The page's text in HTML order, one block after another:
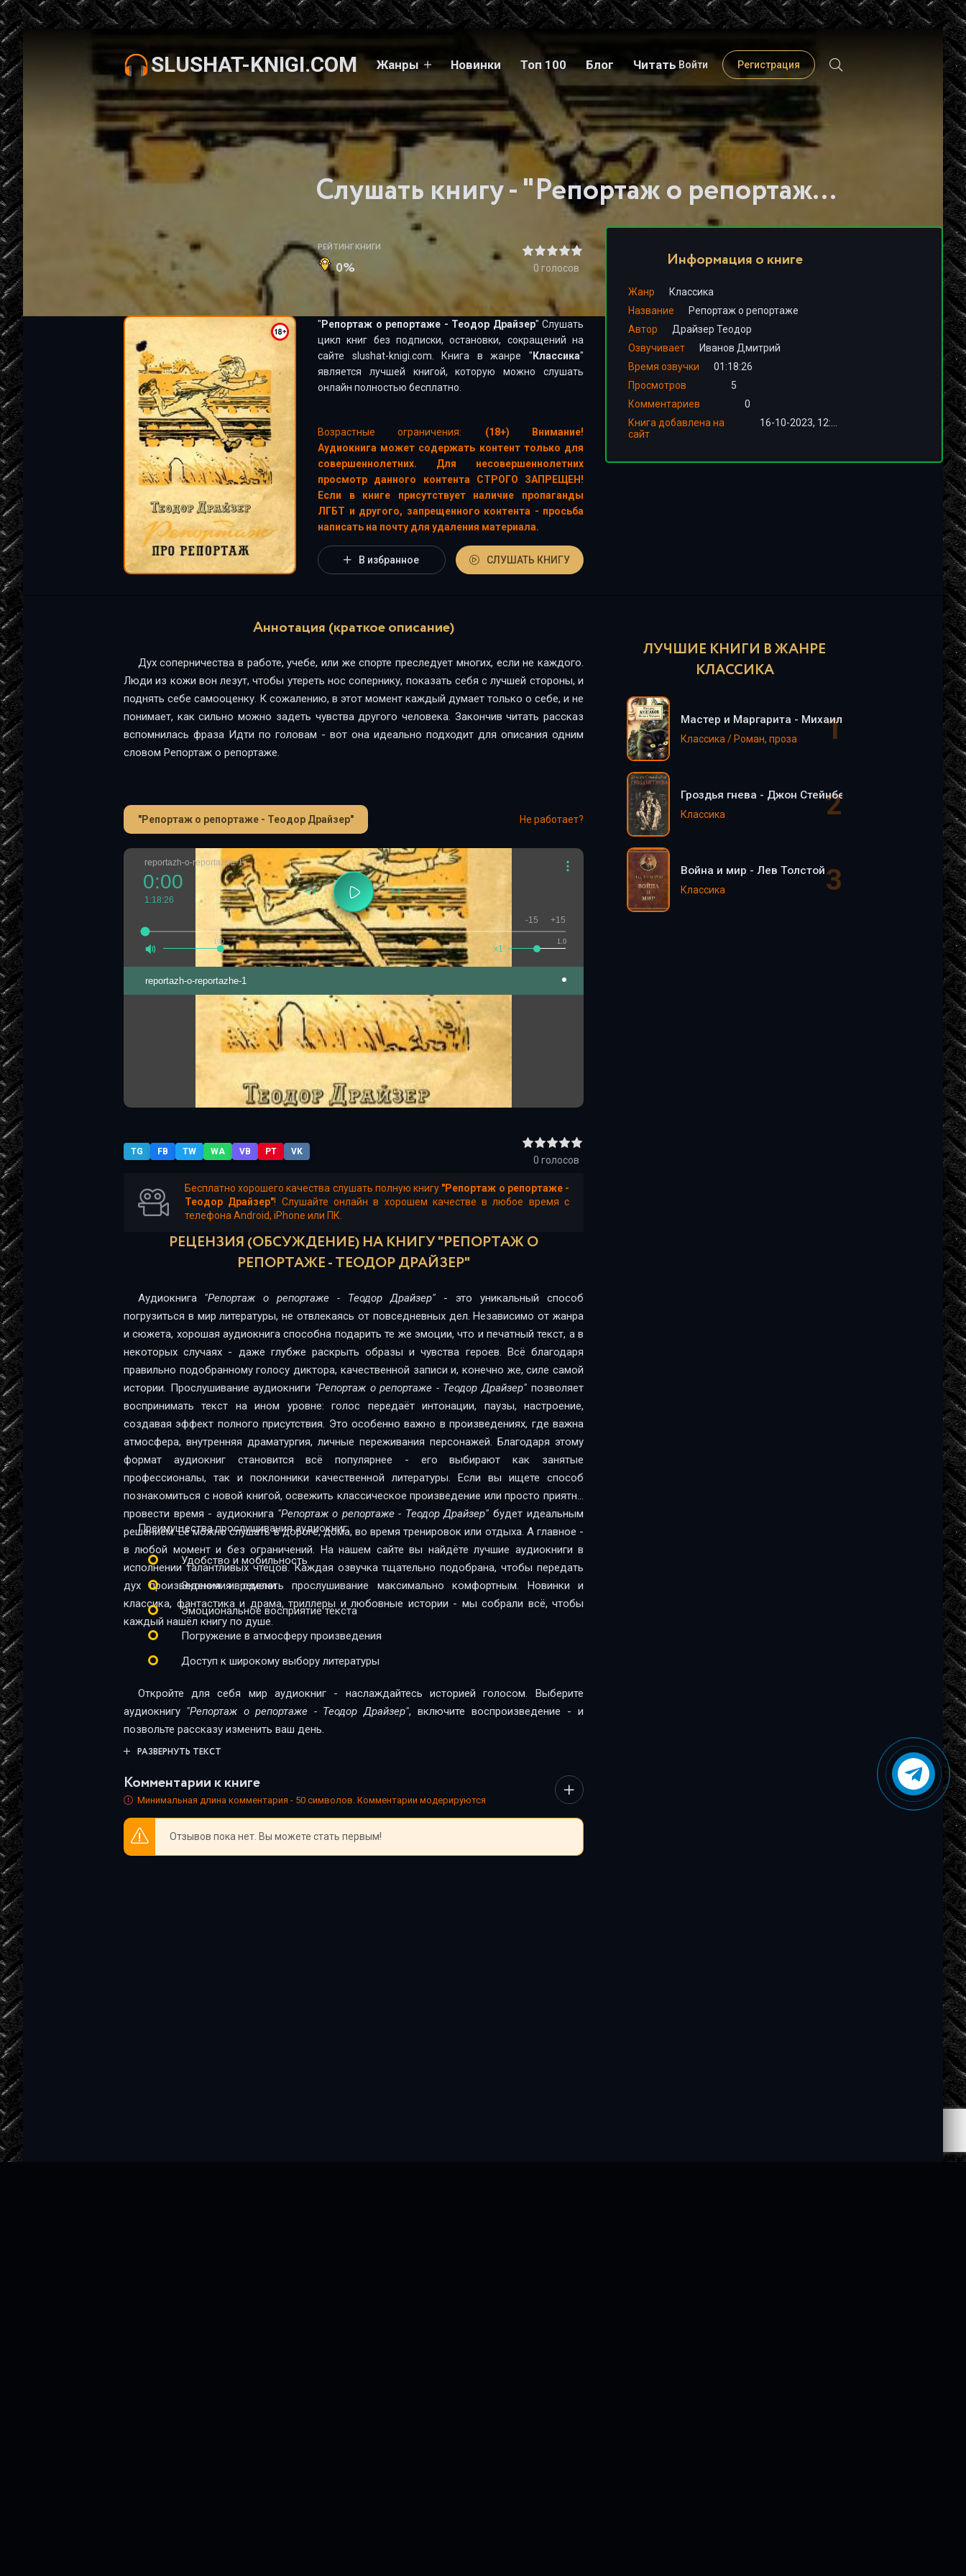
SLUSHAT-KNIGI.COM Жанры Новинки Топ 100 Блог Читать Войти Регистрация
Слушать книгу - "Репортаж о репортаже - Теодор Драйзер"
РЕЙТИНГ КНИГИ
0% 0 голосов
" Репортаж о репортаже - Теодор Драйзер" Слушать
цикл книг без подписки, остановки, сокращений на
сайте slushat-knigi.com. Книга в жанре " Классика"
является лучшей книгой, которую можно слушать
онлайн полностью бесплатно.
Возрастные ограничения:
(18+) Внимание!
Аудиокнига может содержать контент только для
совершеннолетних. Для несовершеннолетних
просмотр данного контента СТРОГО ЗАПРЕЩЕН!
Если в книге присутствует наличие пропаганды
ЛГБТ и другого, запрещенного контента - просьба
написать на почту для удаления материала.
В избранное СЛУШАТЬ КНИГУ
Информация о книге
Жанр
Классика
Название
Репортаж о репортаже
Автор
Драйзер Теодор
Озвучивает
Иванов Дмитрий
Время озвучки
01:18:26
Просмотров
5
Комментариев
0
Книга добавлена на
сайт
Аннотация (краткое описание)
Дух соперничества в работе, учебе, или же спорте преследует многих, если не каждого.
Люди из кожи вон лезут, чтобы утереть нос сопернику, показать себя с лучшей стороны, и
поднять себе самооценку. К сожалению, в этот момент каждый думает только о себе, и не
понимает, как сильно можно задеть чувства другого человека. Закончив читать рассказ
вспомнилась фраза Идти по головам - вот она идеально подходит для описания одним
словом Репортаж о репортаже.
"Репортаж о репортаже - Теодор Драйзер" Не работает?
reportazh-o-reportazhe-1
100
0:00
1:18:26
1.0
x1
-15 +15
reportazh-o-reportazhe-1
TG FB TW WA VB PT VK
0 голосов
Бесплатно хорошего качества слушать полную книгу "Репортаж о репортаже -
Теодор Драйзер"! Слушайте онлайн в хорошем качестве в любое время с
телефона Android, iPhone или ПК.
РЕЦЕНЗИЯ (ОБСУЖДЕНИЕ) НА КНИГУ "РЕПОРТАЖ О
РЕПОРТАЖЕ - ТЕОДОР ДРАЙЗЕР"
Аудиокнига "Репортаж о репортаже - Теодор Драйзер"- это уникальный способ
погрузиться в мир литературы, не отвлекаясь от повседневных дел. Независимо от жанра
и сюжета, хорошая аудиокнига способна подарить те же эмоции, что и печатный текст, а в
некоторых случаях - даже глубже раскрыть образы и чувства героев. Всё благодаря
правильно подобранному голосу диктора, качественной записи и, конечно же, силе самой
истории. Прослушивание аудиокниги "Репортаж о репортаже - Теодор Драйзер" позволяет
воспринимать текст на ином уровне: голос передаёт интонации, паузы, настроение,
создавая эффект полного присутствия. Это особенно важно в произведениях, где важна
атмосфера, внутренняя драматургия, личные переживания персонажей. Благодаря этому
формат аудиокниг становится всё популярнее - его выбирают как занятые
профессионалы, так и поклонники качественной литературы. Если вы ищете способ
познакомиться с новой книгой, освежить классическое произведение или просто приятно
провести время - аудиокнига "Репортаж о репортаже - Теодор Драйзер" будет идеальным
решением. Её можно слушать в дороге, дома, во время тренировок или отдыха. А главное -
в любой момент и без ограничений. На нашем сайте вы найдёте лучшие аудиокниги в
исполнении талантливых чтецов. Каждая озвучка тщательно подобрана, чтобы передать
дух произведения и сделать прослушивание максимально комфортным. Новинки и
классика, фантастика и драма, триллеры и любовные истории - мы собрали всё, чтобы
каждый нашёл книгу по душе.
Преимущества прослушивания аудиокниг:
Удобство и мобильность
Экономия времени
Эмоциональное восприятие текста
Погружение в атмосферу произведения
Доступ к широкому выбору литературы
Откройте для себя мир аудиокниг - наслаждайтесь историей голосом. Выберите
аудиокнигу "Репортаж о репортаже - Теодор Драйзер", включите воспроизведение - и
позвольте рассказу изменить ваш день.
РАЗВЕРНУТЬ ТЕКСТ
Комментарии к книге
Минимальная длина комментария - 50 символов. Комментарии модерируются
Отзывов пока нет. Вы можете стать первым!
ЛУЧШИЕ КНИГИ В ЖАНРЕ
КЛАССИКА
Мастер и Маргарита - Михаил Булгаков
Классика / Роман, проза
Гроздья гнева - Джон Стейнбек
Классика
Война и мир - Лев Толстой
Классика